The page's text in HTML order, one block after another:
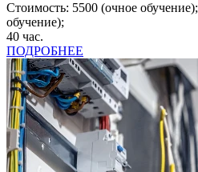
Стоимость: 5500 (очное обучение);
обучение);
40 час.
ПОДРОБНЕЕ